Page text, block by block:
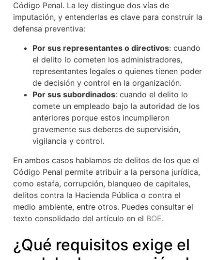
Código Penal. La ley distingue dos vías de
imputación, y entenderlas es clave para construir la
defensa preventiva:
Por sus representantes o directivos: cuando
el delito lo cometen los administradores,
representantes legales o quienes tienen poder
de decisión y control en la organización.
Por sus subordinados: cuando el delito lo
comete un empleado bajo la autoridad de los
anteriores porque estos incumplieron
gravemente sus deberes de supervisión,
vigilancia y control.
En ambos casos hablamos de delitos de los que el
Código Penal permite atribuir a la persona jurídica,
como estafa, corrupción, blanqueo de capitales,
delitos contra la Hacienda Pública o contra el
medio ambiente, entre otros. Puedes consultar el
texto consolidado del artículo en el BOE.
¿Qué requisitos exige el